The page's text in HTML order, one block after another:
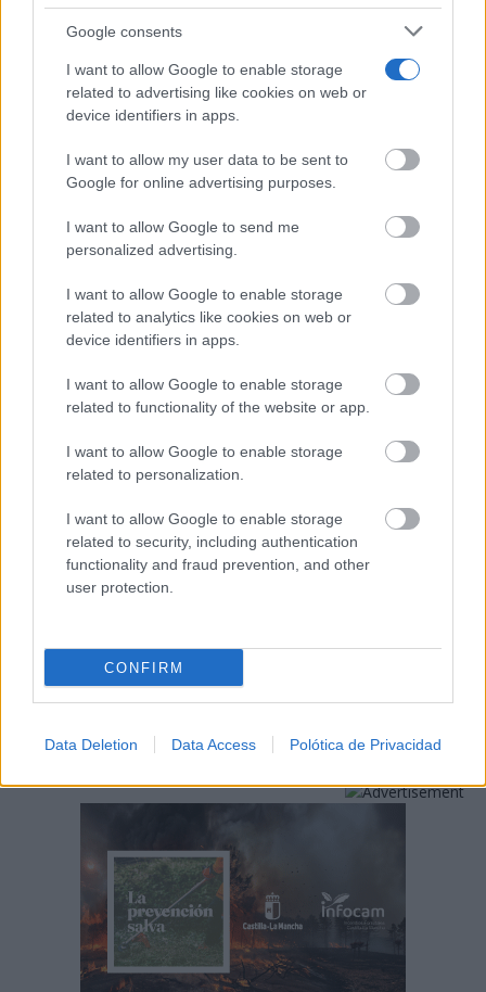
Google consents
I want to allow Google to enable storage
related to advertising like cookies on web or
device identifiers in apps.
I want to allow my user data to be sent to
Google for online advertising purposes.
I want to allow Google to send me
personalized advertising.
I want to allow Google to enable storage
related to analytics like cookies on web or
device identifiers in apps.
I want to allow Google to enable storage
related to functionality of the website or app.
I want to allow Google to enable storage
related to personalization.
I want to allow Google to enable storage
related to security, including authentication
functionality and fraud prevention, and other
user protection.
CONFIRM
Data Deletion Data Access Polótica de Privacidad
región de España...
06/08/2026
La inteligencia artificial y las series
verticales marcan la nueva edición...
06/08/2026
Tamajón se prepara para vivir diez días de
cultura, tradición y...
CCOO Castilla-La Mancha exige reforzar la
prevención frente al estrés térmico...
06/08/2026